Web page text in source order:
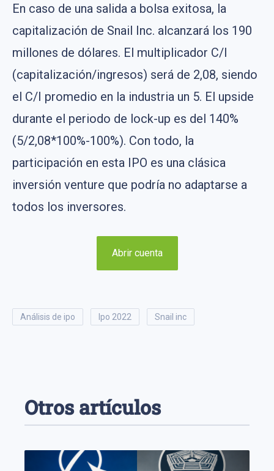
En caso de una salida a bolsa exitosa, la
capitalización de Snail Inc. alcanzará los 190
millones de dólares. El multiplicador C/I
(capitalización/ingresos) será de 2,08, siendo
el C/I promedio en la industria un 5. El upside
durante el periodo de lock-up es del 140%
(5/2,08*100%-100%). Con todo, la
participación en esta IPO es una clásica
inversión venture que podría no adaptarse a
todos los inversores.
Abrir cuenta
análisis de ipo ipo 2022 snail inc
Otros artículos